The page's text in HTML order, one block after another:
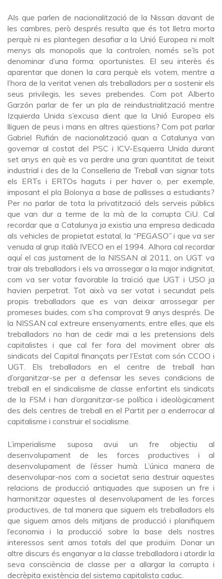
Als que parlen de nacionalització de la Nissan davant de
les cambres, però després resulta que és tot lletra morta
perquè ni es plantegen desafiar a la Unió Europea ni molt
menys als monopolis que la controlen, només se’ls pot
denominar d’una forma: oportunistes. El seu interès és
aparentar que donen la cara perquè els votem, mentre a
l’hora de la veritat venen als treballadors per a sostenir els
seus privilegis, les seves prebendes. Com pot Alberto
Garzón parlar de fer un pla de reindustrialització mentre
Izquierda Unida s’excusa dient que la Unió Europea els
lliguen de peus i mans en altres qüestions? Com pot parlar
Gabriel Rufián de nacionalització quan a Catalunya van
governar al costat del PSC i ICV-Esquerra Unida durant
set anys en què es va perdre una gran quantitat de teixit
industrial i des de la Conselleria de Treball van signar tots
els ERTs i ERTOs haguts i per haver o, per exemple,
imposant el pla Bolonya a base de pallisses a estudiants?
Per no parlar de tota la privatització dels serveis públics
que van dur a terme de la mà de la corrupta CiU. Cal
recordar que a Catalunya ja existia una empresa dedicada
als vehicles de propietat estatal, la “PEGASO”i que va ser
venuda al grup italià IVECO en el 1994. Alhora cal recordar
aquí el cas justament de la NISSAN al 2011, on UGT va
trair als treballadors i els va arrossegar a la major indignitat,
com va ser votar favorable la traïció que UGT i USO ja
havien perpetrat. Tot això va ser votat i secundat pels
propis treballadors que es van deixar arrossegar per
promeses buides, com s’ha comprovat 9 anys després. De
la NISSAN cal extreure ensenyaments, entre elles, que els
treballadors no han de cedir mai a les pretensions dels
capitalistes i que cal fer fora del moviment obrer als
sindicats del Capital finançats per l’Estat com són CCOO i
UGT. Els treballadors en el centre de treball han
d’organitzar-se per a defensar les seves condicions de
treball en el sindicalisme de classe enfortint els sindicats
de la FSM i han d’organitzar-se política i ideològicament
des dels centres de treball en el Partit per a enderrocar al
capitalisme i construir el socialisme.
L’imperialisme suposa avui un fre objectiu al
desenvolupament de les forces productives i al
desenvolupament de l’ésser humà. L’única manera de
desenvolupar-nos com a societat seria destruir aquestes
relacions de producció antiquades que suposen un fre i
harmonitzar aquestes al desenvolupament de les forces
productives, de tal manera que siguem els treballadors els
que siguem amos dels mitjans de producció i planifiquem
l’economia i la producció sobre la base dels nostres
interessos sent amos totals del que produïm. Donar un
altre discurs és enganyar a la classe treballadora i atordir la
seva consciència de classe per a allargar la corrupta i
decrèpita existència del sistema capitalista caduc.